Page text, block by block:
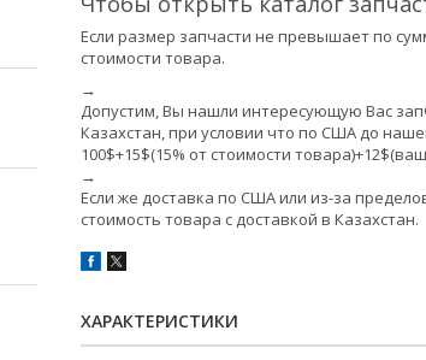
Если размер запчасти не превышает по
стоимости товара.
→
Допустим, Вы нашли интересующую Вас
Казахстан, при условии что по США до
100$+15$(15% от стоимости
→
Если же доставка по США или из-за
стоимость товара с доставкой в Казахстан.
ХАРАКТЕРИСТИКИ